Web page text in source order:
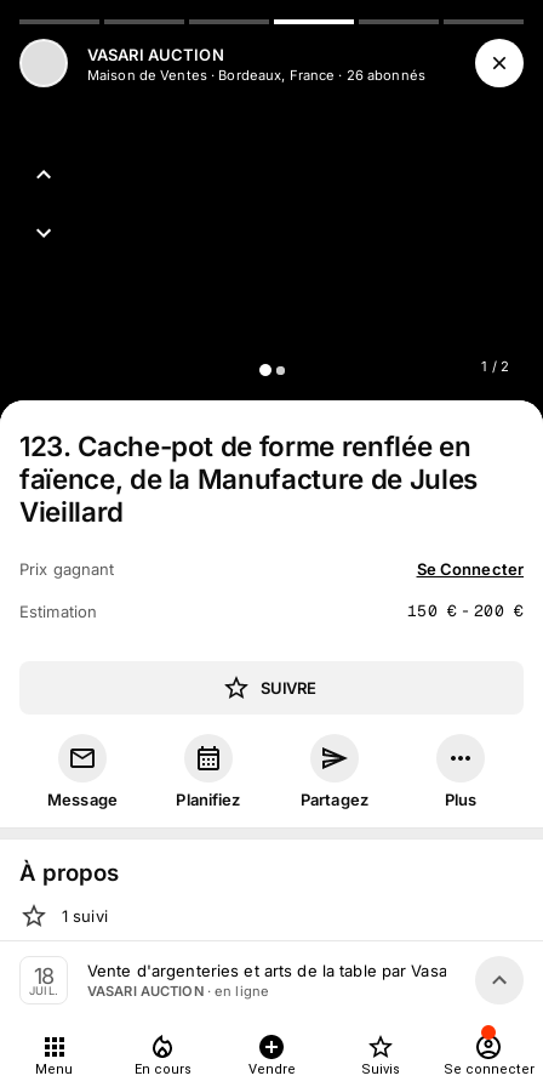
1 / 2
VASARI AUCTION
Maison de Ventes· Bordeaux, France · 26abonnés
123. Cache-pot de forme renflée en
faïence, de la Manufacture de Jules
Vieillard
Prix gagnant Se Connecter
Estimation 150 € -200 €
SUIVRE
Message Planifiez Partagez Plus
À propos
1 suivi
Jeu. 25 juin 2026 15:00 au sam. 18 juillet 14:00
Vente volontaireorganisée
Tout le monde peut participer
18
JUIL.
Vente d'argenteries et arts de la table par Vasari Auction
VASARI AUCTION· en ligne
Menu En cours Vendre Suivis Se connecter